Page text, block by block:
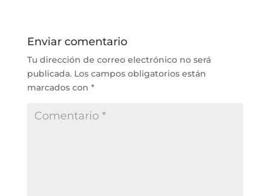
Enviar comentario
Tu dirección de correo electrónico no será
publicada. Los campos obligatorios están
marcados con *